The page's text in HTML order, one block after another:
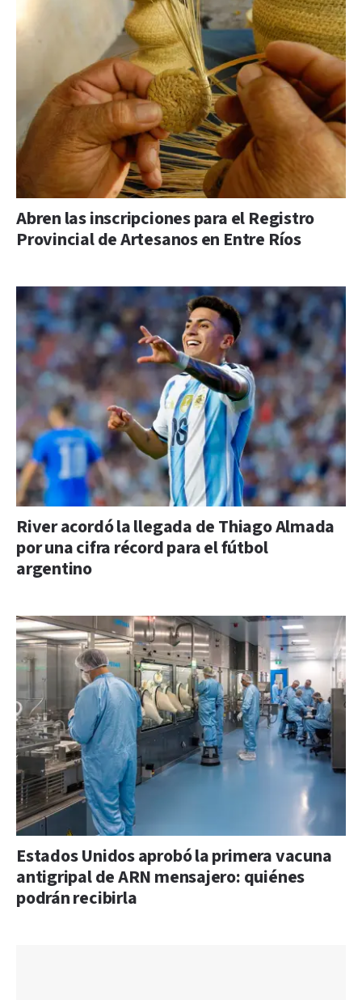
Abren las inscripciones para el Registro
Provincial de Artesanos en Entre Ríos
River acordó la llegada de Thiago Almada
por una cifra récord para el fútbol
argentino
Estados Unidos aprobó la primera vacuna
antigripal de ARN mensajero: quiénes
podrán recibirla